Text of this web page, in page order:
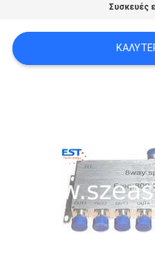
ΠΕΡΙΠΤΏΣΕΙΣ
ΠΡΟΣΦΟΡΆ
SITEMAP
Συσκευές